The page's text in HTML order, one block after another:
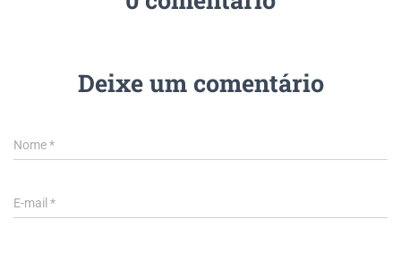
Deixe um comentário
Nome*
E-mail *